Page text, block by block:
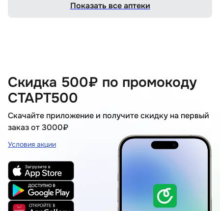
Показать все аптеки
Скидка 500₽ по промокоду
СТАРТ500
Скачайте приложение и получите скидку на первый
заказ от 3000₽
Условия акции